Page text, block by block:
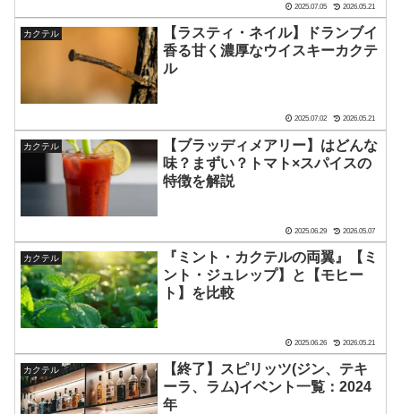
2025.07.05 2026.05.21
カクテル
【ラスティ・ネイル】ドランブイ
香る甘く濃厚なウイスキーカクテ
ル
2025.07.02 2026.05.21
カクテル
【ブラッディメアリー】はどんな
味？まずい？トマト×スパイスの
特徴を解説
2025.06.29 2026.05.07
カクテル
『ミント・カクテルの両翼』【ミ
ント・ジュレップ】と【モヒー
ト】を比較
2025.06.26 2026.05.21
カクテル
【終了】スピリッツ(ジン、テキ
ーラ、ラム)イベント一覧：2024
年